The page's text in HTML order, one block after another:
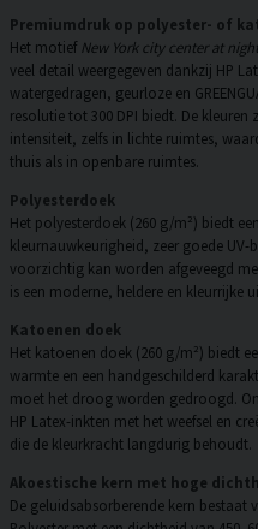
Premiumdruk op polyester- of
Het motief New York city center at night
veel detail weergegeven dankzij HP
watergedragen, geurloze en
resolutie tot 300 DPI biedt. De
intensiteit, zelfs in lichte ruimtes,
thuis als in openbare ruimtes.
Polyesterdoek
Het polyesterdoek (260 g/m²) biedt
kleurnauwkeurigheid, zeer goede
voorzichtig kan worden afgeveegd
is een moderne, heldere en kleurrijke
Katoenen doek
Het katoenen doek (260 g/m²) biedt
warmte en een handgeschilderd
moet het droog worden gedroogd.
HP Latex-inkten met het weefsel en
die de kleurkracht langdurig behoudt.
Akoestische kern met hoge
De geluidsabsorberende kern